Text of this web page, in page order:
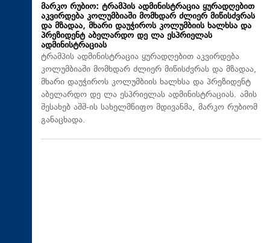
მარკო რუბიო: ტრამპის ადმინისტრაცია ყურადღებით
აკვირდება კოლუმბიაში მომხდარ ძლიერ მიწისძვრას
და მზადაა, მხარი დაუჭიროს კოლუმბიის ხალხსა და
პრეზიდენტ აბელარდო დე ლა ესპრიელას
ადმინისტრაციას
ტრამპის ადმინისტრაცია ყურადღებით აკვირდება
კოლუმბიაში მომხდარ ძლიერ მიწისძვრას და მზადაა,
მხარი დაუჭიროს კოლუმბიის ხალხსა და პრეზიდენტ
აბელარდო დე ლა ესპრიელას ადმინისტრაციას. ამის
შესახებ აშშ-ის სახელმწიფო მდივანმა, მარკო რუბიომ
განაცხადა.